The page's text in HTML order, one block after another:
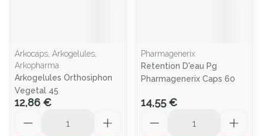
Arkocaps, Arkogelules,
Arkopharma
Arkogelules Orthosiphon
Vegetal 45
12,86 €
Pharmagenerix
Retention D'eau Pg
Pharmagenerix Caps 60
14,55 €